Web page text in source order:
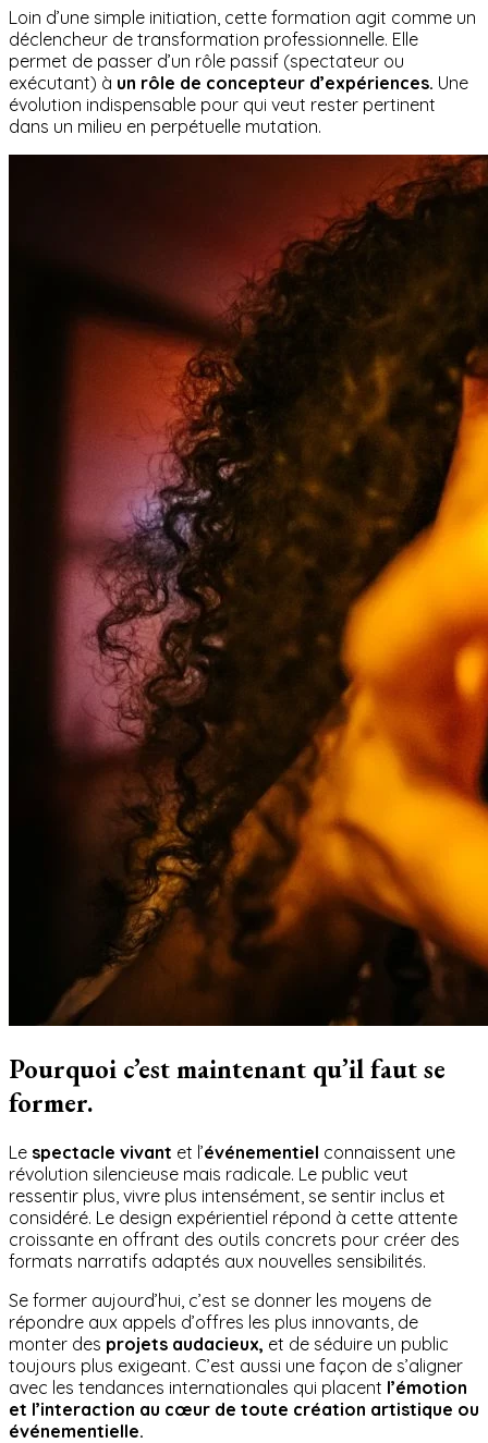
Loin d’une simple initiation, cette formation agit comme un
déclencheur de transformation professionnelle. Elle
permet de passer d’un rôle passif (spectateur ou
exécutant) à un rôle de concepteur d’expériences. Une
évolution indispensable pour qui veut rester pertinent
dans un milieu en perpétuelle mutation.
Pourquoi c’est maintenant qu’il faut se
former.
Le spectacle vivant et l’événementiel connaissent une
révolution silencieuse mais radicale. Le public veut
ressentir plus, vivre plus intensément, se sentir inclus et
considéré. Le design expérientiel répond à cette attente
croissante en offrant des outils concrets pour créer des
formats narratifs adaptés aux nouvelles sensibilités.
Se former aujourd’hui, c’est se donner les moyens de
répondre aux appels d’offres les plus innovants, de
monter des projets audacieux, et de séduire un public
toujours plus exigeant. C’est aussi une façon de s’aligner
avec les tendances internationales qui placent l’émotion
et l’interaction au cœur de toute création artistique ou
événementielle.